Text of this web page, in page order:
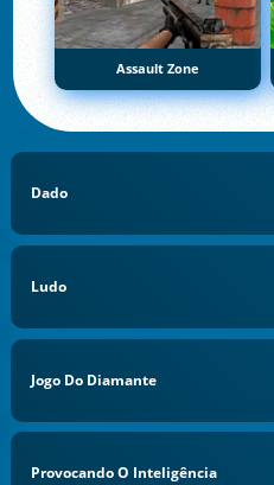
Assault Zone
Dado
Ludo
Jogo Do Diamante
Provocando O Inteligência